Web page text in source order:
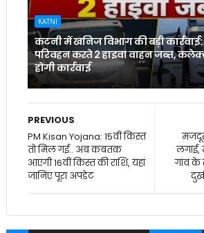
KATNI
कटनी में खनिज विभाग की बड़ी
परिवहन करते 2 हाइवा वाहन जब्त,
होगी कार्रवाई
लगाई,
गांव के
PREVIOUS
PM Kisan Yojana: 15वीं किस्त
तो मिल गई.. अब कबतक
आएगी 16वीं किस्त की राशि, यहां
जानिए पूरा अपडेट